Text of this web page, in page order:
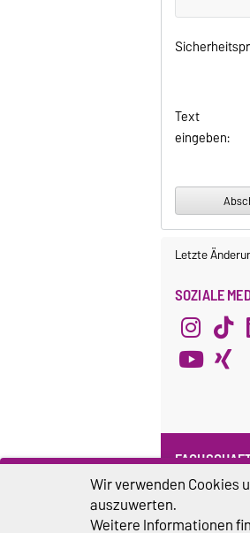
Text
eingeben:
Letzte
SOZIALE
Webseite
Wir verwenden Cookies
auszuwerten.
Weitere Informationen